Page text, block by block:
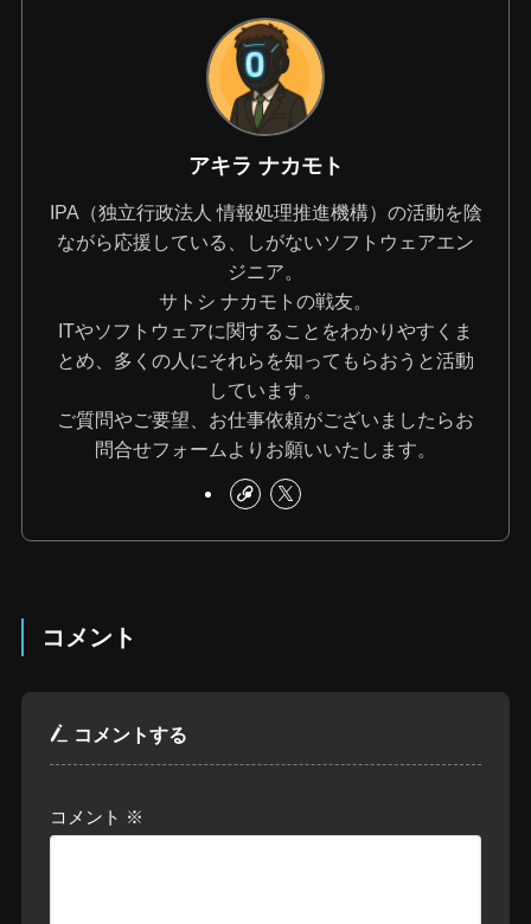
アキラ ナカモト
IPA（独立行政法人 情報処理推進機構）の活動を陰
ながら応援している、しがないソフトウェアエン
ジニア。
サトシ ナカモトの戦友。
ITやソフトウェアに関することをわかりやすくま
とめ、多くの人にそれらを知ってもらおうと活動
しています。
ご質問やご要望、お仕事依頼がございましたらお
問合せフォームよりお願いいたします。
コメント
コメントする
コメント ※